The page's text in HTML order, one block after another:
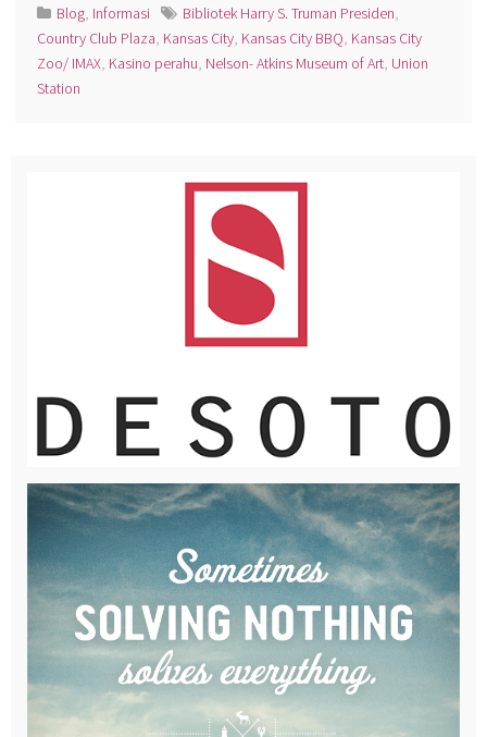
Blog, Informasi Bibliotek Harry S. Truman Presiden,
Country Club Plaza, Kansas City, Kansas City BBQ, Kansas City
Zoo/ IMAX, Kasino perahu, Nelson- Atkins Museum of Art, Union
Station